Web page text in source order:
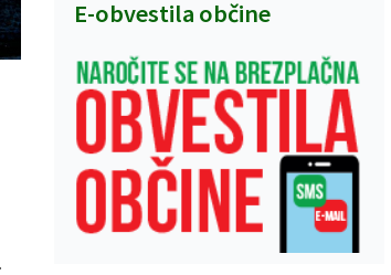
E-obvestila občine